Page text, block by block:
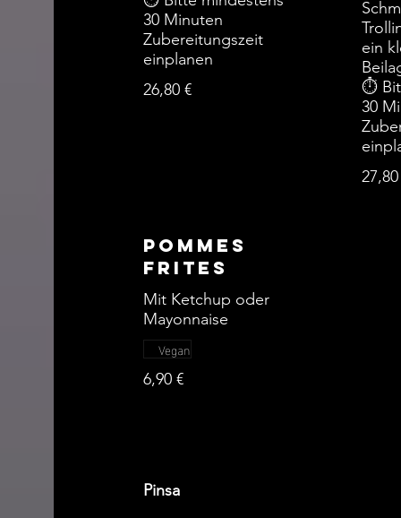
30 Minuten
Zubereitungszeit
einplanen
26,80 €
ein
⏱
30
Pommes
Frites
Mit Ketchup oder
Mayonnaise
6,90 €
Vegan
Pinsa